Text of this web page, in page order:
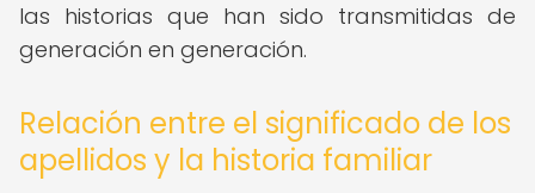
las historias que han sido transmitidas de
generación en generación.
Relación entre el significado de los
apellidos y la historia familiar